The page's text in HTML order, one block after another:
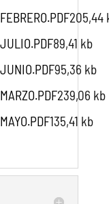
205,44
89,41 kb
95,36 kb
239,06 kb
135,41 kb